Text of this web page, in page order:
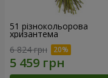
51 різнокольорова
хризантема
6 824 грн